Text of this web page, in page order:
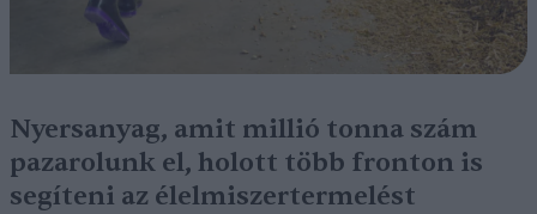
Nyersanyag, amit millió tonna szám
pazarolunk el, holott több fronton is
segíteni az élelmiszertermelést